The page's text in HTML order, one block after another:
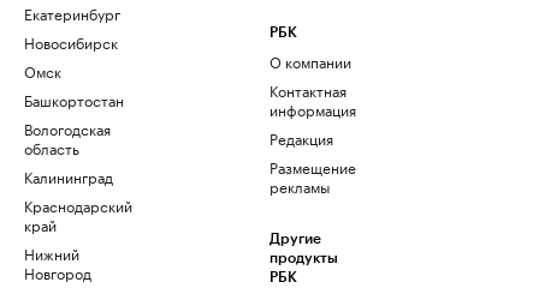
Екатеринбург
Новосибирск
Омск
Башкортостан
Вологодская
область
Калининград
Краснодарский
край
Нижний
Новгород
РБК
О компании
Контактная
информация
Редакция
Размещение
рекламы
Другие
продукты
РБК